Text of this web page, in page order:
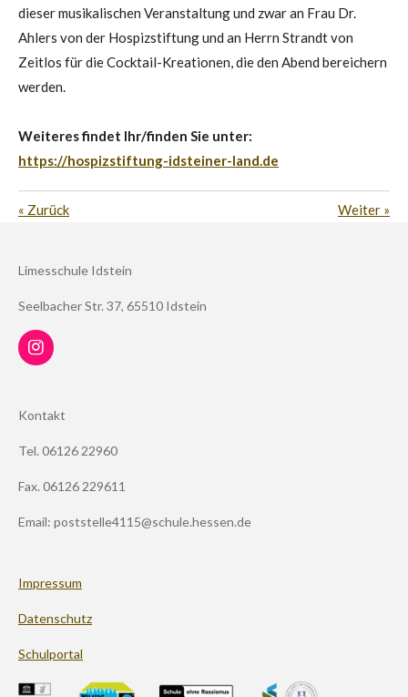
dieser musikalischen Veranstaltung und zwar an Frau Dr.
Ahlers von der Hospizstiftung und an Herrn Strandt von
Zeitlos für die Cocktail-Kreationen, die den Abend bereichern
werden.
Weiteres findet Ihr/finden Sie unter:
https://hospizstiftung-idsteiner-land.de
« Zurück Weiter »
Limesschule Idstein
Seelbacher Str. 37, 65510 Idstein
I
n
a
r
m
Kontakt
Tel. 06126 22960
Fax. 06126 229611
Email: poststelle4115@schule.hessen.de
Impressum
Datenschutz
Schulportal